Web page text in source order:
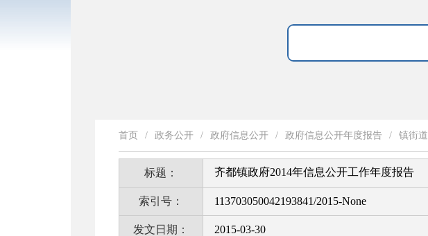
首页 / 政务公开 / 政府信息公开 / 政府信息公开年度报告 / 镇街道
标题： 齐都镇政府2014年信息公开工作年度报告
索引号： 113703050042193841/2015-None
发文日期： 2015-03-30